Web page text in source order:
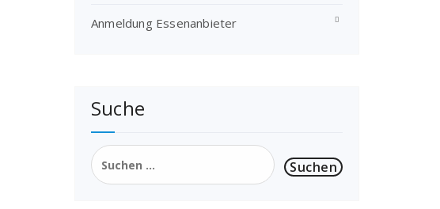
Anmeldung Essenanbieter
Suche
Suchen
nach: